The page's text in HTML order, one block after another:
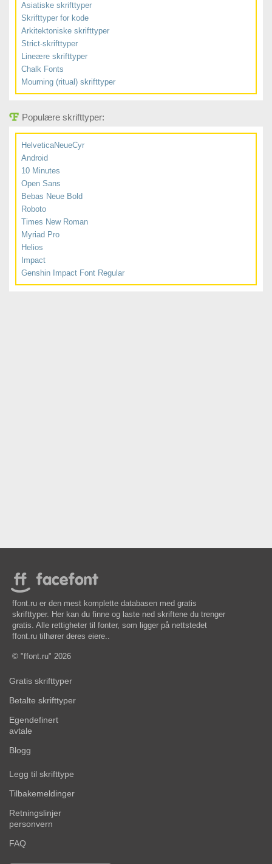
Asiatiske skrifttyper
Skrifttyper for kode
Arkitektoniske skrifttyper
Strict-skrifttyper
Lineære skrifttyper
Chalk Fonts
Mourning (ritual) skrifttyper
Populære skrifttyper:
HelveticaNeueCyr
Android
10 Minutes
Open Sans
Bebas Neue Bold
Roboto
Times New Roman
Myriad Pro
Helios
Impact
Genshin Impact Font Regular
ffont.ru er den mest komplette databasen med gratis
skrifttyper. Her kan du finne og laste ned skriftene du trenger
gratis. Alle rettigheter til fonter, som ligger på nettstedet
ffont.ru tilhører deres eiere..
© "ffont.ru" 2026
Gratis skrifttyper
Betalte skrifttyper
Egendefinert
avtale
Blogg
Legg til skrifttype
Tilbakemeldinger
Retningslinjer
personvern
FAQ